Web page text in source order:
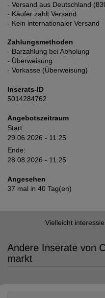
- Versand aus Deutschland
- Käufer zahlt Versand
- Kein internationaler Versand
Zahlungsmethoden
- Barzahlung bei Abholung
- Überweisung
- Vorkasse (Überweisung)
Inserats-ID
5014284762
Angebotszeitraum
Start:
29.06.2026 - 11:25
Ende:
28.08.2026 - 11:25
Angesehen
37 mal in 40 Tag(en)
Vielleicht
Andere Inserate von
markt